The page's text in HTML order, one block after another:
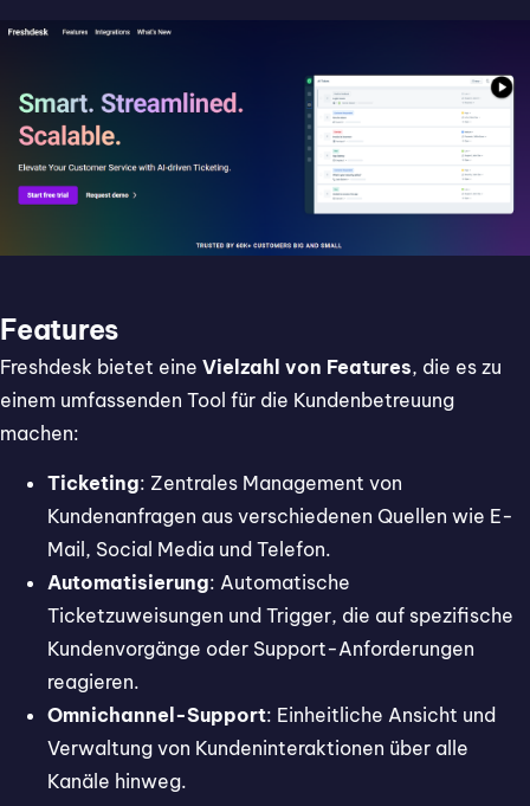
Features
Freshdesk bietet eine Vielzahl von Features, die es zu
einem umfassenden Tool für die Kundenbetreuung
machen:
Ticketing: Zentrales Management von
Kundenanfragen aus verschiedenen Quellen wie E-
Mail, Social Media und Telefon.
Automatisierung: Automatische
Ticketzuweisungen und Trigger, die auf spezifische
Kundenvorgänge oder Support-Anforderungen
reagieren.
Omnichannel-Support: Einheitliche Ansicht und
Verwaltung von Kundeninteraktionen über alle
Kanäle hinweg.